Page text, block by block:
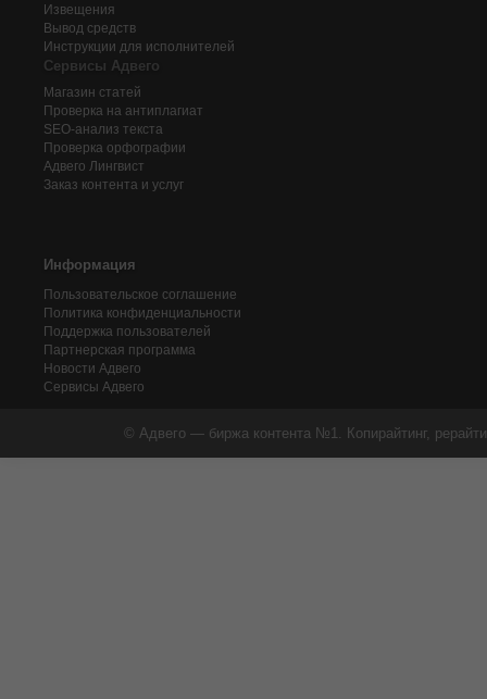
Извещения
Вывод средств
Инструкции для исполнителей
Сервисы Адвего
Магазин статей
Проверка на антиплагиат
SEO-анализ текста
Проверка орфографии
Адвего Лингвист
Заказ контента и услуг
Информация
Пользовательское соглашение
Политика конфиденциальности
Поддержка пользователей
Партнерская программа
Новости Адвего
Сервисы Адвего
© Адвего — биржа контента №1. Копирайтинг,